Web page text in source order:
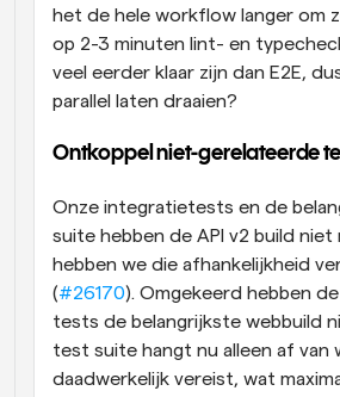
het de hele workflow langer om
op 2-3 minuten lint- en
veel eerder klaar zijn dan E2E,
parallel laten draaien?
Ontkoppel niet-gerelateerde
Onze integratietests en de
suite hebben de API v2 build niet
hebben we die afhankelijkheid
(#26170). Omgekeerd hebben de
tests de belangrijkste webbuild
test suite hangt nu alleen af van
daadwerkelijk vereist, wat